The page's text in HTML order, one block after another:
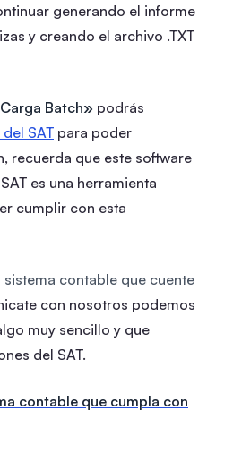
generando el informe
y creando el archivo .TXT
Batch» podrás
SAT para poder
recuerda que este software
es una herramienta
cumplir con esta
contable que cuente
con nosotros podemos
muy sencillo y que
del SAT.
contable que cumpla con